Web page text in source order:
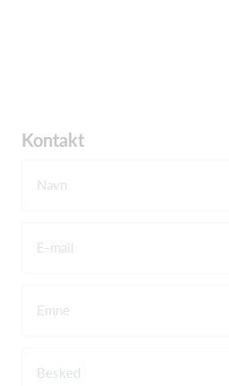
Kontakt
Navn
E-mail
Emne
Besked